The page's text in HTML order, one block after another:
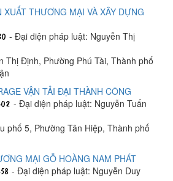
THƯƠNG MẠI VÀ XÂY DỰNG
- Đại diện pháp luật: Nguyễn Thị
Thị Định, Phường Phú Tài, Thành phố
VẬN TẢI ĐẠI THÀNH CÔNG
- Đại diện pháp luật: Nguyễn Tuấn
phố 5, Phường Tân Hiệp, Thành phố
MẠI GỖ HOÀNG NAM PHÁT
- Đại diện pháp luật: Nguyễn Duy